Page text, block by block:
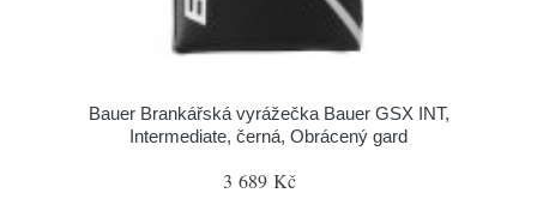
Bauer Brankářská vyrážečka Bauer GSX INT,
Intermediate, černá, Obrácený gard
3 689 Kč